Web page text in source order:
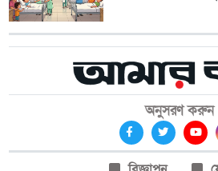
অনুসরণ করুন